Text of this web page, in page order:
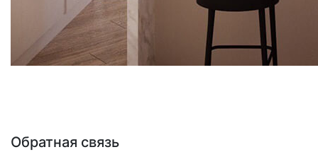
Обратная связь